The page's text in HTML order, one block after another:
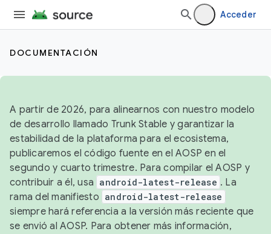
Acceder
DOCUMENTACIÓN
A partir de 2026, para alinearnos con nuestro modelo
de desarrollo llamado Trunk Stable y garantizar la
estabilidad de la plataforma para el ecosistema,
publicaremos el código fuente en el AOSP en el
segundo y cuarto trimestre. Para compilar el AOSP y
contribuir a él, usa android-latest-release . La
rama del manifiesto android-latest-release
siempre hará referencia a la versión más reciente que
se envió al AOSP. Para obtener más información,